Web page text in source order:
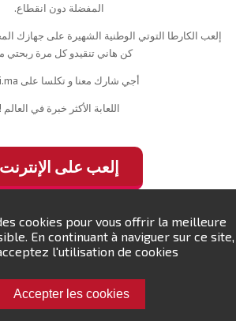
cookies pour vous offrir la meilleure
En continuant à naviguer sur ce site,
l'utilisation de cookies.
Accepter les cookies
المفضلة دون انقطاع.
إلعب الكارطا التوتي الوطنية الشهيرة على جهازك
كن هاني تنقيدو كل مرة ربحتي
أجي شارك معنا و تكلسا على Touti.ma
اللعابة الأكثر خبرة في العالم !
إلعب على الإنترنت
Tranfo
Tranfo
Tute !
0/4
Tute !
0
/4